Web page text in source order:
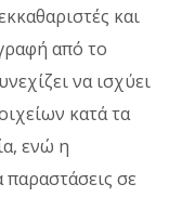
και
από το
να ισχύει
κατά τα
ενώ η
σε